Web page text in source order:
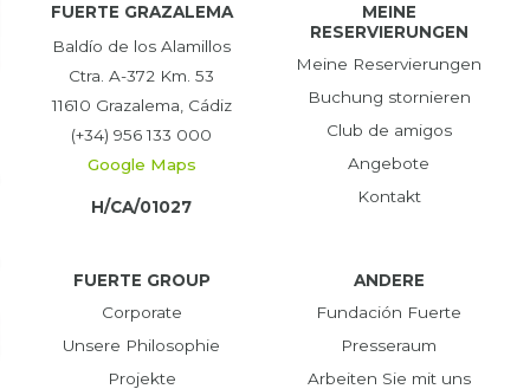
FUERTE GRAZALEMA
Baldío de los Alamillos
Ctra. A-372 Km. 53
11610 Grazalema, Cádiz
(+34) 956 133 000
Google Maps
H/CA/01027
MEINE
RESERVIERUNGEN
Meine Reservierungen
Buchung stornieren
Club de amigos
Angebote
Kontakt
FUERTE GROUP
Corporate
Unsere Philosophie
Projekte
ANDERE
Fundación Fuerte
Presseraum
Arbeiten Sie mit uns